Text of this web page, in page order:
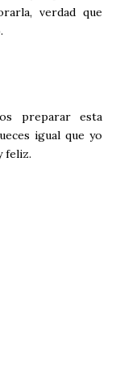
verdad que
preparar esta
igual que yo
feliz.